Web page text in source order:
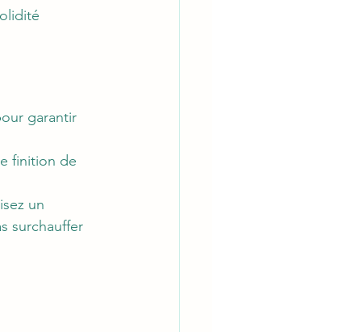
garantir
finition de
un
surchauffer